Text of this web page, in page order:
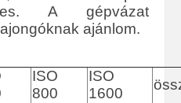
A gépvázat
ajánlom.
ISO
800
ISO
1600